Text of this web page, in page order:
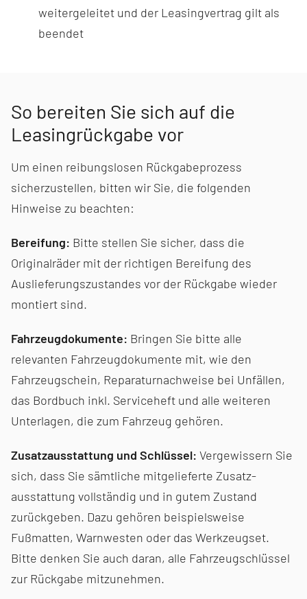
weitergeleitet und der Leasingvertrag gilt als
beendet
So bereiten Sie sich auf die
Leasingrückgabe vor
Um einen reibungslosen Rückgabeprozess
sicherzustellen, bitten wir Sie, die folgenden
Hinweise zu beachten:
Bereifung: Bitte stellen Sie sicher, dass die
Originalräder mit der richtigen Bereifung des
Auslieferungs­zustandes vor der Rückgabe wieder
montiert sind.
Fahrzeugdokumente: Bringen Sie bitte alle
relevanten Fahrzeugdokumente mit, wie den
Fahrzeugschein, Reparaturnachweise bei Unfällen,
das Bordbuch inkl. Serviceheft und alle weiteren
Unterlagen, die zum Fahrzeug gehören.
Zusatzausstattung und Schlüssel: Vergewissern Sie
sich, dass Sie sämtliche mit­gelieferte Zusatz­
ausstattung vollständig und in gutem Zustand
zurückgeben. Dazu gehören beispielsweise
Fußmatten, Warnwesten oder das Werkzeugset.
Bitte den­ken Sie auch daran, alle Fahrzeugschlüssel
zur Rückgabe mitzunehmen.